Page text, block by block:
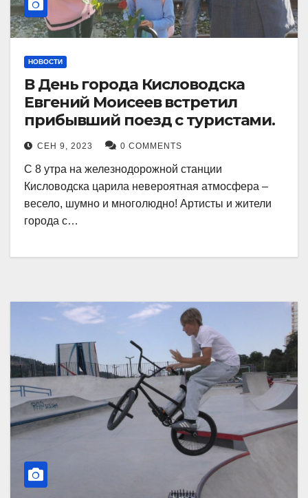
НОВОСТИ
В День города Кисловодска
Евгений Моисеев встретил
прибывший поезд с туристами.
СЕН 9, 2023 0 COMMENTS
С 8 утра на железнодорожной станции
Кисловодска царила невероятная атмосфера –
весело, шумно и многолюдно! Артисты и жители
города с…